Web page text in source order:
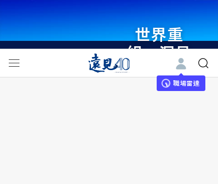
世界重
組・洞見
未來 與
世界領袖
職場雷達